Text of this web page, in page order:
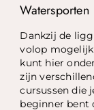
Watersporten
Dankzij de
volop
kunt hier
zijn
cursussen die
beginner bent